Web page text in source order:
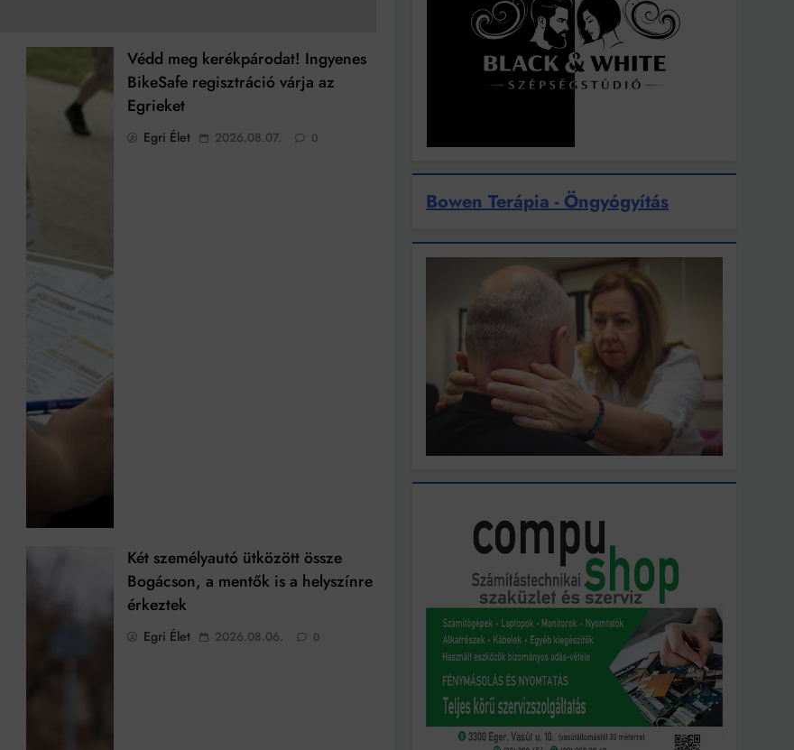
Védd meg kerékpárodat! Ingyenes
BikeSafe regisztráció várja az
Egrieket
Egri Élet 2026.08.07. 0
Két személyautó ütközött össze
Bogácson, a mentők is a helyszínre
érkeztek
Egri Élet 2026.08.06. 0
Bowen Terápia - Öngyógyítás